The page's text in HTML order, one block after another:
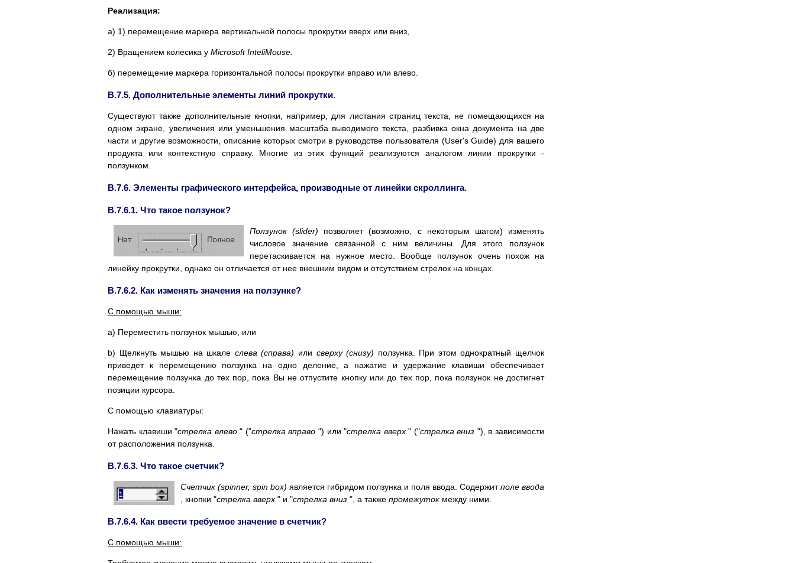
Реализация:
а) 1) перемещение маркера вертикальной полосы прокрутки вверх или вниз,
2) Вращением колесика у Microsoft InteliMouse.
б) перемещение маркера горизонтальной полосы прокрутки вправо или влево.
B.7.5. Дополнительные элементы линий прокрутки.
Существуют также дополнительные кнопки, например, для листания страниц текста, не помещающихся на
одном экране, увеличения или уменьшения масштаба выводимого текста, разбивка окна документа на две
части и другие возможности, описание которых смотри в руководстве пользователя (User's Guide) для вашего
продукта или контекстную справку. Многие из этих функций реализуются аналогом линии прокрутки -
ползунком.
B.7.6. Элементы графического интерфейса, производные от линейки скроллинга.
B.7.6.1. Что такое ползунок?
Ползунок (slider) позволяет (возможно, с некоторым шагом) изменять
числовое значение связанной с ним величины. Для этого ползунок
перетаскивается на нужное место. Вообще ползунок очень похож на
линейку прокрутки, однако он отличается от нее внешним видом и отсутствием стрелок на концах.
B.7.6.2. Как изменять значения на ползунке?
С помощью мыши:
a) Переместить ползунок мышью, или
b) Щелкнуть мышью на шкале слева (справа) или сверху (снизу) ползунка. При этом однократный щелчок
приведет к перемещению ползунка на одно деление, а нажатие и удержание клавиши обеспечивает
перемещение ползунка до тех пор, пока Вы не отпустите кнопку или до тех пор, пока ползунок не достигнет
позиции курсора.
С помощью клавиатуры:
Нажать клавиши "стрелка влево" ("стрелка вправо ") или "стрелка вверх" ("стрелка вниз "), в зависимости
от расположения ползунка.
B.7.6.3. Что такое счетчик?
Счетчик (spinner, spin box) является гибридом ползунка и поля ввода. Содержитполе ввода
, кнопки "стрелка вверх " и "стрелка вниз ", а также промежуток между ними.
B.7.6.4. Как ввести требуемое значение в счетчик?
С помощью мыши: